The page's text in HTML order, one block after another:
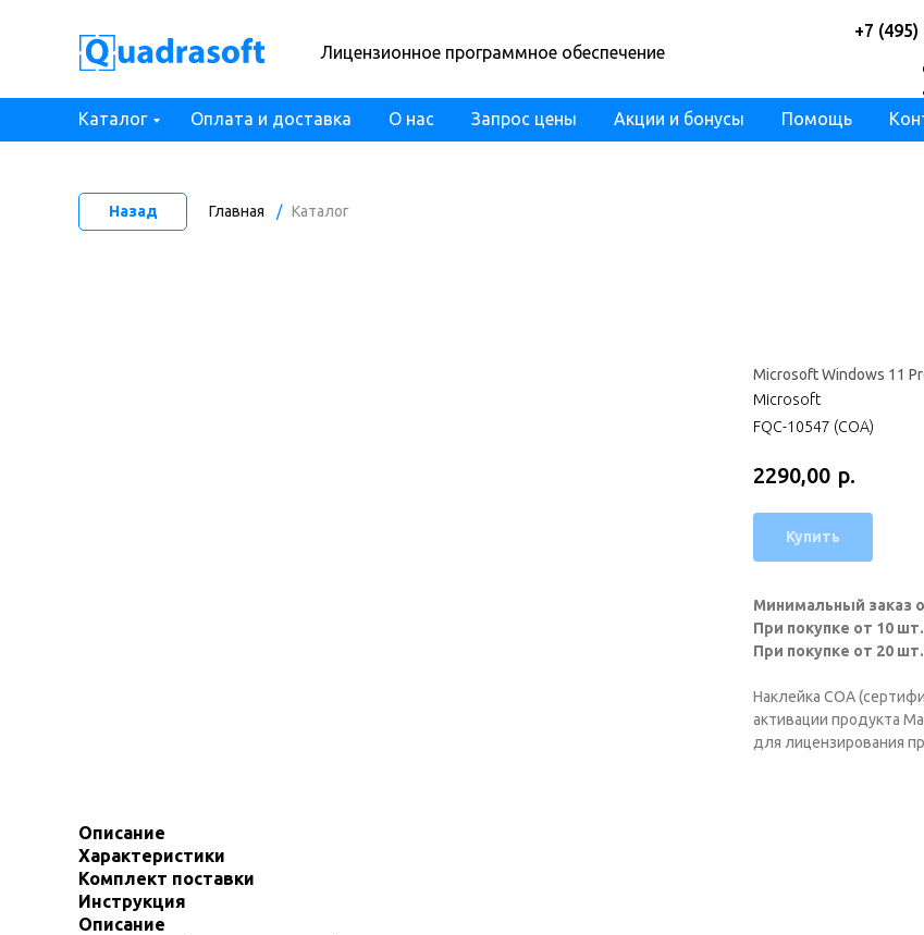
Лицензионное программное обеспечение
+7
Каталог Оплата и доставка О нас Запрос цены Акции и бонусы Помощь
Назад Главная / Каталог
Microsoft Windows 11
Microsoft
FQC-10547 (COA)
2290,00 р.
Купить
Минимальный заказ
При покупке от 10
При покупке от 20
Наклейка СOA
активации продукта
для лицензирования
Описание
Характеристики
Комплект поставки
Инструкция
Описание